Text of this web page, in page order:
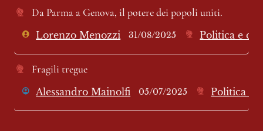
Da Parma a Genova, il potere dei popoli uniti.
Lorenzo Menozzi 31/08/2025 Politica e
Fragili tregue
Alessandro Mainolfi 05/07/2025 Politica e